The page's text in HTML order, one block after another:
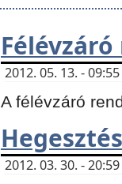
2012. 05. 13. -
A félévzáró
2012. 03. 30. -